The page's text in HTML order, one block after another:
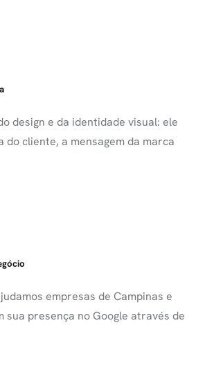
design e da identidade visual: ele
do cliente, a mensagem da marca
empresas de Campinas e
sua presença no Google através de